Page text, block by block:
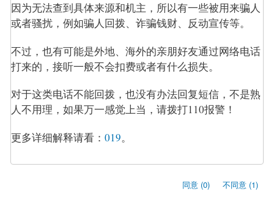
因为无法查到具体来源和机主，所以有一些被用来骗人
或者骚扰，例如骗人回拨、诈骗钱财、反动宣传等。
不过，也有可能是外地、海外的亲朋好友通过网络电话
打来的，接听一般不会扣费或者有什么损失。
对于这类电话不能回拨，也没有办法回复短信，不是熟
人不用理，如果万一感觉上当，请拨打110报警！
更多详细解释请看： 019。
同意 (0) 不同意 (1)